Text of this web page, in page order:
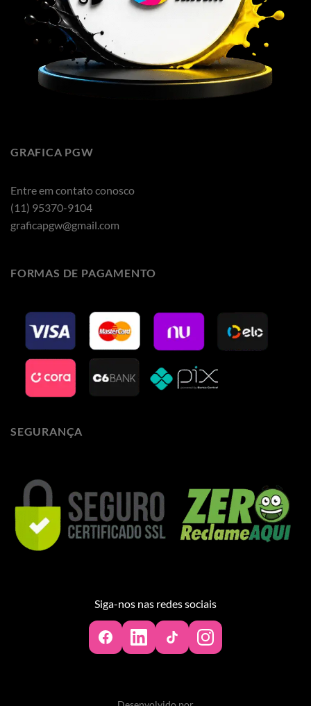
GRAFICA PGW
Entre em contato conosco
(11) 95370-9104
graficapgw@gmail.com
FORMAS DE PAGAMENTO
SEGURANÇA
Siga-nos nas redes sociais